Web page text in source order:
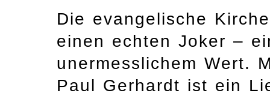
Die evangelische
einen echten Joker –
unermesslichem Wert.
Paul Gerhardt ist ein